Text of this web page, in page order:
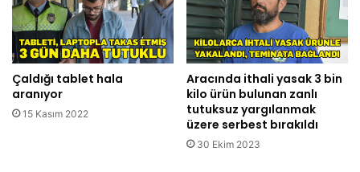
Çaldığı tablet hala
aranıyor
15 Kasım 2022
Aracında ithali yasak 3 bin
kilo ürün bulunan zanlı
tutuksuz yargılanmak
üzere serbest bırakıldı
30 Ekim 2023